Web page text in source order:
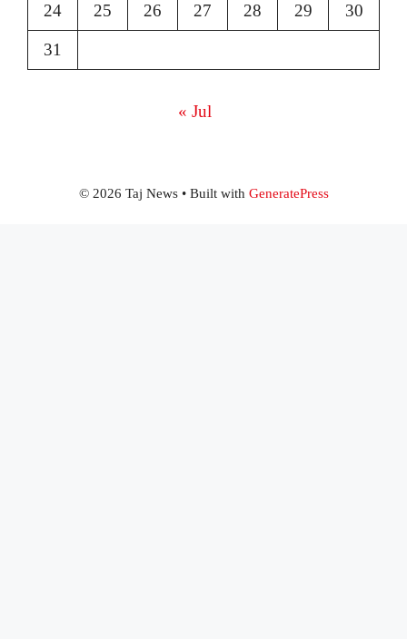
24 25 26 27 28 29 30
31
« Jul
© 2026 Taj News• Built with GeneratePress